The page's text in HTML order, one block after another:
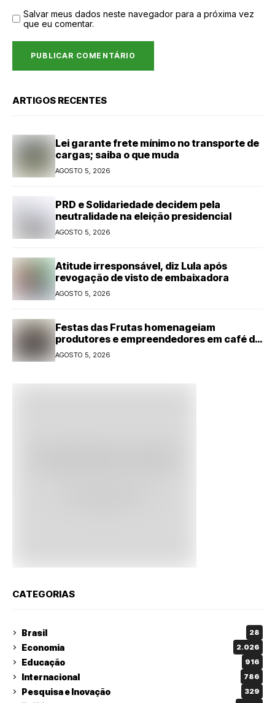
Salvar meus dados neste navegador para a próxima vez
que eu comentar.
ARTIGOS RECENTES
Lei garante frete mínimo no transporte de
cargas; saiba o que muda
AGOSTO 5, 2026
PRD e Solidariedade decidem pela
neutralidade na eleição presidencial
AGOSTO 5, 2026
Atitude irresponsável, diz Lula após
revogação de visto de embaixadora
AGOSTO 5, 2026
Festas das Frutas homenageiam
produtores e empreendedores em café da
manhã
AGOSTO 5, 2026
CATEGORIAS
Brasil 28
Economia 2.026
Educação 916
Internacional 786
Pesquisa e Inovação 329